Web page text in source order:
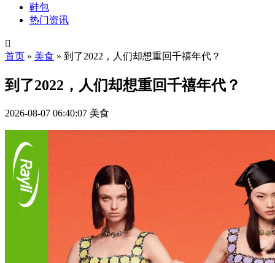
鞋包
热门资讯

首页 » 美食 » 到了2022，人们却想重回千禧年代？
到了2022，人们却想重回千禧年代？
2026-08-07 06:40:07 美食